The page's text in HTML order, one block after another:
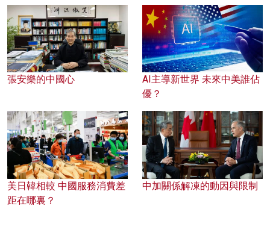
張安樂的中國心
AI主導新世界 未來中美誰佔
優？
美日韓相較 中國服務消費差
距在哪裏？
中加關係解凍的動因與限制